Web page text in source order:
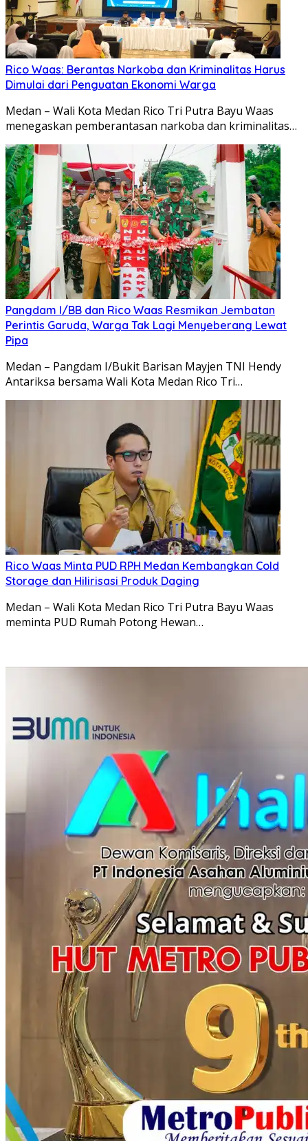
Rico Waas: Berantas Narkoba dan Kriminalitas Harus
Dimulai dari Penguatan Ekonomi Warga
Medan – Wali Kota Medan Rico Tri Putra Bayu Waas
menegaskan pemberantasan narkoba dan kriminalitas…
Pangdam I/BB dan Rico Waas Resmikan Jembatan
Perintis Garuda, Warga Tak Lagi Menyeberang Lewat
Pipa
Medan – Pangdam I/Bukit Barisan Mayjen TNI Hendy
Antariksa bersama Wali Kota Medan Rico Tri…
Rico Waas Minta PUD RPH Medan Kembangkan Cold
Storage dan Hilirisasi Produk Daging
Medan – Wali Kota Medan Rico Tri Putra Bayu Waas
meminta PUD Rumah Potong Hewan…